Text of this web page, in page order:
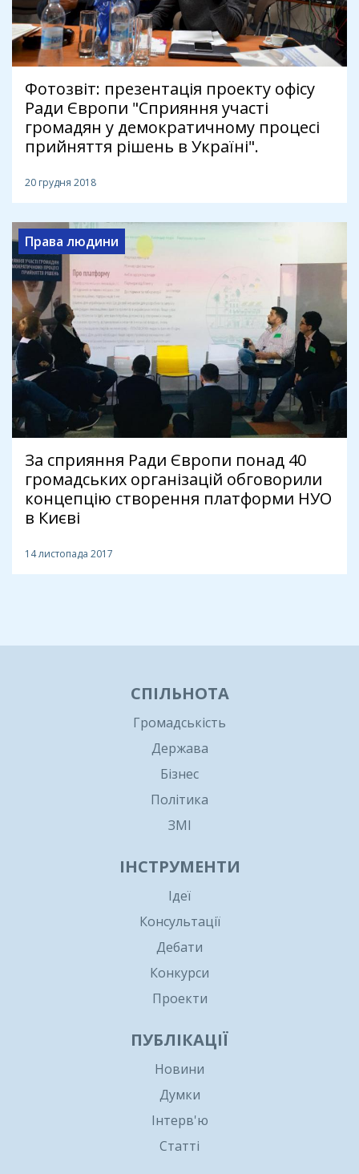
Фотозвіт: презентація проекту офісу
Ради Європи "Сприяння участі
громадян у демократичному процесі
прийняття рішень в Україні".
20 грудня 2018
Права людини
За сприяння Ради Європи понад 40
громадських організацій обговорили
концепцію створення платформи НУО
в Києві
14 листопада 2017
СПІЛЬНОТА
Громадськість
Держава
Бізнес
Політика
ЗМІ
ІНСТРУМЕНТИ
Ідеї
Консультації
Дебати
Конкурси
Проекти
ПУБЛІКАЦІЇ
Новини
Думки
Інтерв'ю
Статті